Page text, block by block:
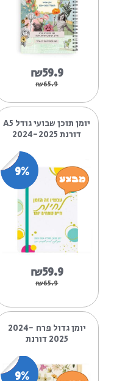
₪49.9
₪55.9
יומן שבועי – מחשבת
שנה מחדש 2024-2025
- גו...
9%
₪59.9
₪65.9
יומן תוכן שבועי גודל A5